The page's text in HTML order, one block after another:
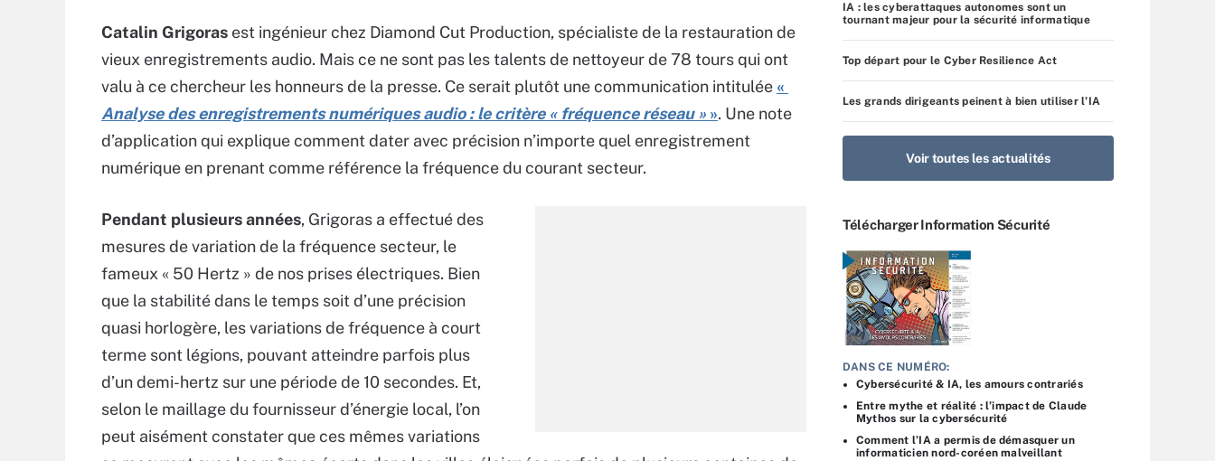
Catalin Grigoras est ingénieur chez Diamond Cut Production, spécialiste de la restauration de
vieux enregistrements audio. Mais ce ne sont pas les talents de nettoyeur de 78 tours qui ont
valu à ce chercheur les honneurs de la presse. Ce serait plutôt une communication intitulée «
Analyse des enregistrements numériques audio : le critère « fréquence réseau » ». Une note
d’application qui explique comment dater avec précision n’importe quel enregistrement
numérique en prenant comme référence la fréquence du courant secteur.
Pendant plusieurs années, Grigoras a effectué des
mesures de variation de la fréquence secteur, le
fameux « 50 Hertz » de nos prises électriques. Bien
que la stabilité dans le temps soit d’une précision
quasi horlogère, les variations de fréquence à court
terme sont légions, pouvant atteindre parfois plus
d’un demi-hertz sur une période de 10 secondes. Et,
selon le maillage du fournisseur d’énergie local, l’on
peut aisément constater que ces mêmes variations
IA : les cyberattaques autonomes sont un
tournant majeur pour la sécurité informatique
Top départ pour le Cyber Resilience Act
Les grands dirigeants peinent à bien utiliser l’IA
Voir toutes les actualités
Télécharger Information Sécurité
DANS CE NUMÉRO:
Cybersécurité & IA, les amours contrariés
Entre mythe et réalité : l’impact de Claude
Mythos sur la cybersécurité
Comment l’IA a permis de démasquer un
informaticien nord-coréen malveillant